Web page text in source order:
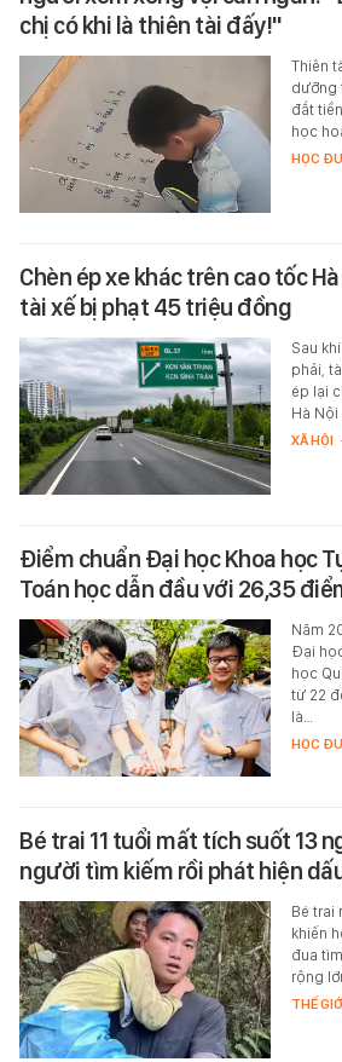
chị có khi là thiên tài đấy!"
Thiên
dưỡng
đắt
học
HỌC
Chèn ép xe khác trên cao tốc
tài xế bị phạt 45 triệu đồng
Sau
phải,
ép lại
Hà Nội
XÃ HỘI
Điểm chuẩn Đại học Khoa học
Toán học dẫn đầu với 26,35
Năm
Đại
học
từ 22
là…
HỌC
Bé trai 11 tuổi mất tích suốt 13
người tìm kiếm rồi phát hiện
Bé trai
khiến
đua
rộng
THẾ